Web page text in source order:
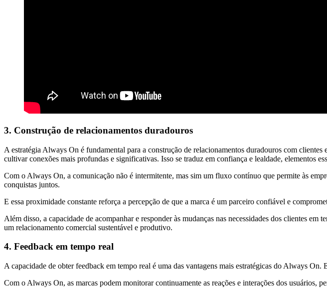
3. Construção de relacionamentos duradouros
A estratégia Always On é fundamental para a construção de relacionamentos duradouros com
cultivar conexões mais profundas e significativas. Isso se traduz em confiança e lealdade, elementos
Com o Always On, a comunicação não é intermitente, mas sim um fluxo contínuo que permite às
conquistas juntos.
E essa proximidade constante reforça a percepção de que a marca é um parceiro confiável e
Além disso, a capacidade de acompanhar e responder às mudanças nas necessidades dos clientes
um relacionamento comercial sustentável e produtivo.
4. Feedback em tempo real
A capacidade de obter feedback em tempo real é uma das vantagens mais estratégicas do Always
Com o Always On, as marcas podem monitorar continuamente as reações e interações dos usuários,